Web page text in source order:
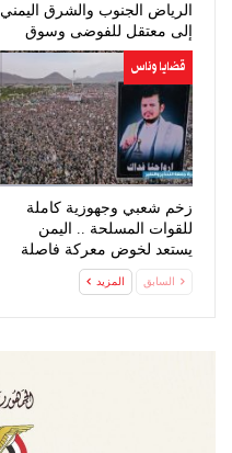
الرياض الجنوب والشرق اليمني
إلى معتقل للفوضى وسوق
للنخاسة…
قضايا وناس
زخم شعبي وجهوزية كاملة
للقوات المسلحة .. اليمن
يستعد لخوض معركة فاصلة
وحاسمة ضد…
السابق المزيد